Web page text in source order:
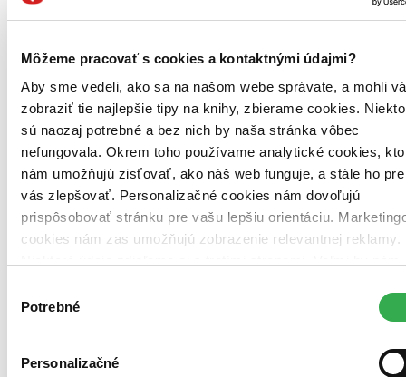
Môžeme pracovať s cookies a kontaktnými údajmi?
Aby sme vedeli, ako sa na našom webe správate, a mohli
zobraziť tie najlepšie tipy na knihy, zbierame cookies.
sú naozaj potrebné a bez nich by naša stránka vôbec
nefungovala. Okrem toho používame analytické cookies,
nám umožňujú zisťovať, ako náš web funguje, a stále ho pre
vás zlepšovať. Personalizačné cookies nám dovoľujú
prispôsobovať stránku pre vašu lepšiu orientáciu.
cookies nám zas umožňujú zobrazenie relevantnej reklamy.
Ďakujeme!
súhlasu
Potrebné
Personalizačné
Túto knihu máme síce aktuálne na sklade, máme však už iba